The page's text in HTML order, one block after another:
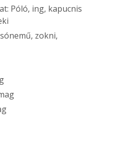
Póló, ing, kapucnis
zokni,